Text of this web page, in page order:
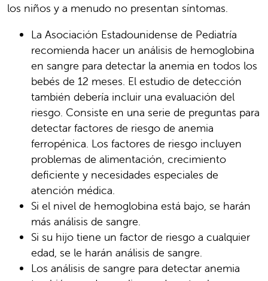
los niños y a menudo no presentan síntomas.
La Asociación Estadounidense de Pediatría
recomienda hacer un análisis de hemoglobina
en sangre para detectar la anemia en todos los
bebés de 12 meses. El estudio de detección
también debería incluir una evaluación del
riesgo. Consiste en una serie de preguntas para
detectar factores de riesgo de anemia
ferropénica. Los factores de riesgo incluyen
problemas de alimentación, crecimiento
deficiente y necesidades especiales de
atención médica.
Si el nivel de hemoglobina está bajo, se harán
más análisis de sangre.
Si su hijo tiene un factor de riesgo a cualquier
edad, se le harán análisis de sangre.
Los análisis de sangre para detectar anemia